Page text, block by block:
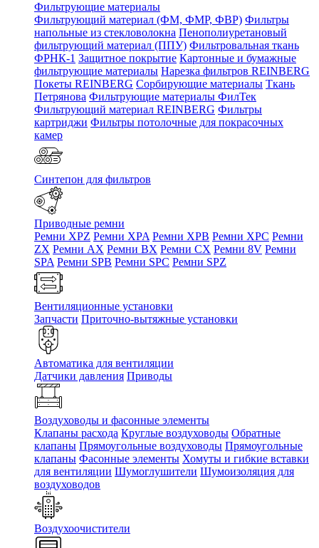
Фильтрующие материалы
Фильтрующий материал (ФМ, ФМР, ФВР) Фильтры
напольные из стекловолокна Пенополиуретановый
фильтрующий материал (ППУ) Фильтровальная ткань
ФРНК-1 Защитное покрытие Картонные и бумажные
фильтрующие материалы Нарезка фильтров REINBERG
Покеты REINBERG Сорбирующие материалы Ткань
Петрянова Фильтрующие материалы ФилТек
Фильтрующий материал REINBERG Фильтры
картриджи Фильтры потолочные для покрасочных
камер
Синтепон для фильтров
Приводные ремни
Ремни XPZ Ремни XPA Ремни XPB Ремни XPC Ремни
ZX Ремни AX Ремни BX Ремни CX Ремни 8V Ремни
SPA Ремни SPB Ремни SPC Ремни SPZ
Вентиляционные установки
Запчасти Приточно-вытяжные установки
Автоматика для вентиляции
Датчики давления Приводы
Воздуховоды и фасонные элементы
Клапаны расхода Круглые воздуховоды Обратные
клапаны Прямоугольные воздуховоды Прямоугольные
клапаны Фасонные элементы Хомуты и гибкие вставки
для вентиляции Шумоглушители Шумоизоляция для
воздуховодов
Воздухоочистители